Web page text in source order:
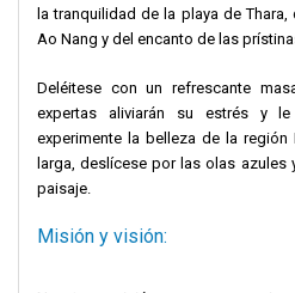
la tranquilidad de la playa de
Ao Nang y del encanto de las
Deléitese con un refrescante
expertas aliviarán su estrés y
experimente la belleza de la
larga, deslícese por las olas azules
paisaje.
Misión y visión: